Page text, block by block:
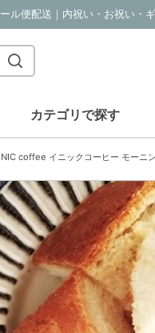
ル便配送｜内祝い・お祝い・
カテゴリで探す
INIC coffee イニックコーヒー モーニ